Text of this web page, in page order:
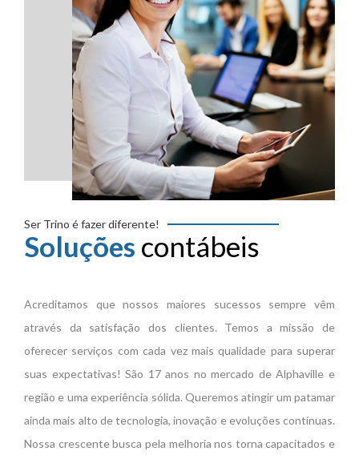
Ser Trino é fazer diferente!
Soluções contábeis
Acreditamos que nossos maiores sucessos sempre vêm
através da satisfação dos clientes. Temos a missão de
oferecer serviços com cada vez mais qualidade para superar
suas expectativas! São 17 anos no mercado de Alphaville e
região e uma experiência sólida. Queremos atingir um patamar
ainda mais alto de tecnologia, inovação e evoluções contínuas.
Nossa crescente busca pela melhoria nos torna capacitados e